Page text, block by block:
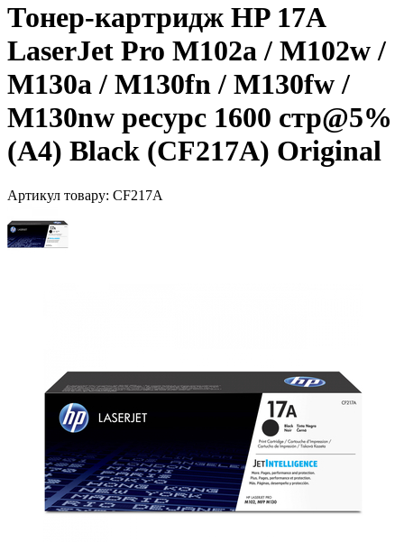
Тонер-картридж HP 17A
LaserJet Pro M102a / M102w /
M130a / M130fn / M130fw /
M130nw ресурс 1600 стр@5%
(A4) Black (CF217A) Original
Артикул товару: CF217A